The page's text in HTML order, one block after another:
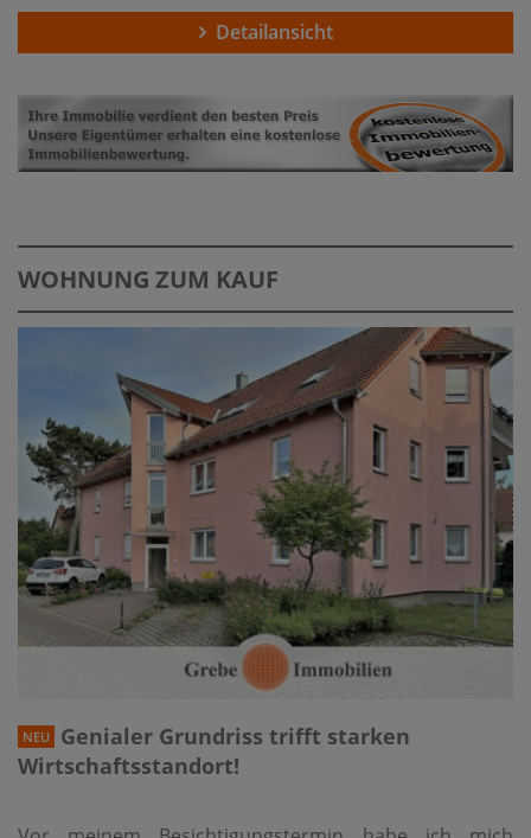
Detailansicht
WOHNUNG ZUM KAUF
NEU
Genialer Grundriss trifft starken
Wirtschaftsstandort!